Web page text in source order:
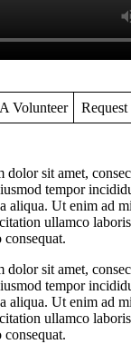
Volunteer Request
dolor sit amet,
tempor
aliqua. Ut enim ad
ullamco
consequat.
dolor sit amet,
tempor
aliqua. Ut enim ad
ullamco
consequat.